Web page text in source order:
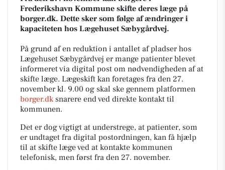
Frederikshavn Kommune skifte deres læge på
borger.dk. Dette sker som følge af ændringer i
kapaciteten hos Lægehuset Sæbygårdvej.
På grund af en reduktion i antallet af pladser hos
Lægehuset Sæbygårdvej er mange patienter blevet
informeret via digital post om nødvendigheden af at
skifte læge. Lægeskift kan foretages fra den 27.
november kl. 9.00 og skal ske gennem platformen
borger.dksnarere end ved direkte kontakt til
kommunen.
Det er dog vigtigt at understrege, at patienter, som
er undtaget fra digital postordningen, kan få hjælp
til at skifte læge ved at kontakte kommunen
telefonisk, men først fra den 27. november.